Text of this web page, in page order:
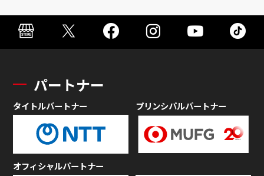
パートナー
タイトルパートナー プリンシパルパートナー
オフィシャルパートナー